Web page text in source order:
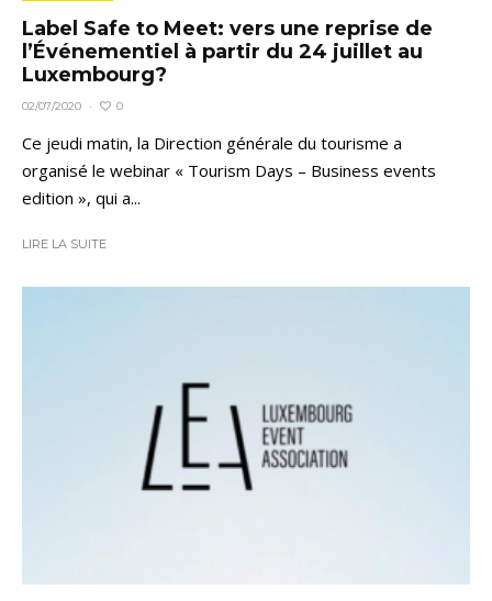
Label Safe to Meet: vers une reprise de
l’Événementiel à partir du 24 juillet au
Luxembourg?
02/07/2020 · 0
Ce jeudi matin, la Direction générale du tourisme a
organisé le webinar « Tourism Days – Business events
edition », qui a...
LIRE LA SUITE